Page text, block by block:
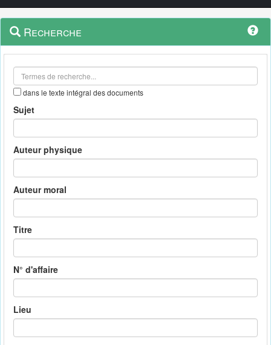
Navigation
outils
Menu
contextuel
Recherche
dans le texte intégral des documents
Sujet
Auteur physique
Auteur moral
Titre
N° d'affaire
Lieu